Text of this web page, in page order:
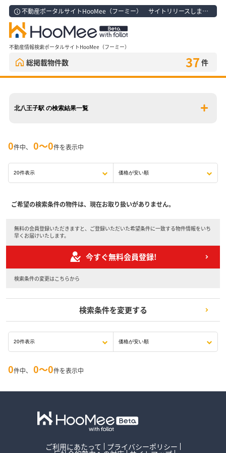
不動産ポータルサイトHooMee（フーミー） サイトリリースしました！
不動産情報検索ポータルサイトHooMee（フーミー）
総掲載物件数 37 件
北八王子駅 の検索結果一覧
0件中、 0〜0件を表示中
ご希望の検索条件の物件は、現在お取り扱いがありません。
無料の会員登録いただきますと、ご登録いただいた希望条件に一致する物件情報をいち
早くお届けいたします。
今すぐ無料会員登録!
検索条件の変更はこちらから
検索条件を変更する
0件中、 0〜0件を表示中
ご利用にあたって プライバシーポリシー